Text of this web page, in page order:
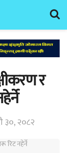
र
३०, २०८२